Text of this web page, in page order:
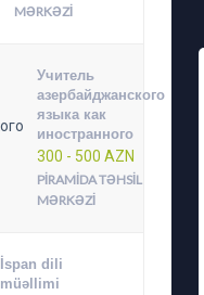
MƏRKƏZI
Учитель
азербайджанского
языка как
иностранного
300 - 500 AZN
PIRAMIDA TƏHSIL
MƏRKƏZI
İspan dili
müəllimi